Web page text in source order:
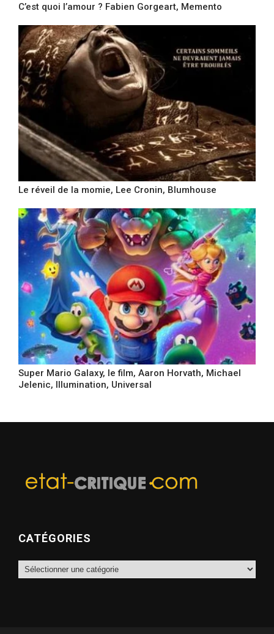
C’est quoi l’amour ? Fabien Gorgeart, Memento
Le réveil de la momie, Lee Cronin, Blumhouse
Super Mario Galaxy, le film, Aaron Horvath, Michael
Jelenic, Illumination, Universal
CATÉGORIES
Catégories